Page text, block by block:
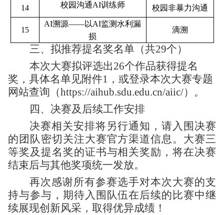
14 校园沟通AI训练师 校园非暴力沟通
15
AI溯源——以AI监测水利漏
损
滴溯
三、拟推荐提名奖名单（共29个）
本次大赛拟评选出26个作品获得提名
奖，具体名单见附件1 ，或登录本次大赛专题
网站查询（https://aihub.sdu.edu.cn/aiic/）。
四、决赛及后续工作安排
决赛相关安排将另行通知，请入围决赛
的团队密切关注大赛官方渠道信息。 大赛三
等奖及提名奖的证书与相关奖励，将在决赛
结束后与其他奖项统一发放。
再次感谢所有参赛选手对本次大赛的支
持与参与， 期待入围队伍在后续的比赛中继
续展现创新风采，取得优异成绩！